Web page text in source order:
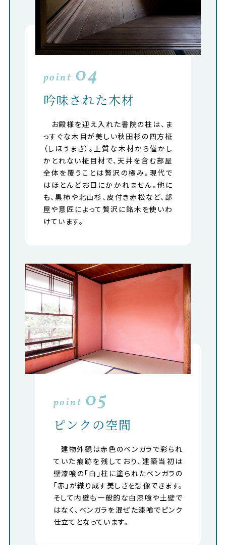
point 04
吟味された木材
お殿様を迎え入れた書院の柱は、ま
っすぐな木目が美しい秋田杉の四方柾
（しほうまさ）。上質な木材から僅かし
かとれない柾目材で、天井を含む部屋
全体を覆うことは贅沢の極み。現代で
はほとんどお目にかかれません。他に
も、黒柿や北山杉、皮付き赤松など、部
屋や意匠によって贅沢に銘木を使いわ
けています。
point 05
ピンクの空間
建物外観は赤色のベンガラで彩られ
ていた痕跡を残しており、建築当初は
壁漆喰の「白」柱に塗られたベンガラの
「赤」が織り成す美しさを想像できます。
そして内壁も一般的な白漆喰や土壁で
はなく、ベンガラを混ぜた漆喰でピンク
仕立てとなっています。